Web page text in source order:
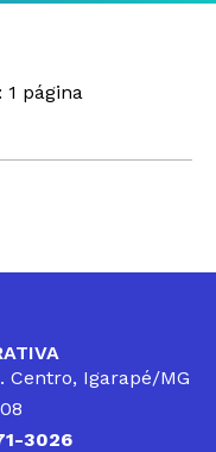
1 página
Centro, Igarapé/MG
3026